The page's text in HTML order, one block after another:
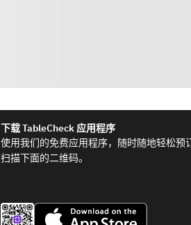
下载 TableCheck 应用程序
使用我们的免费应用程序，随时随地轻松预
扫描下面的二维码。